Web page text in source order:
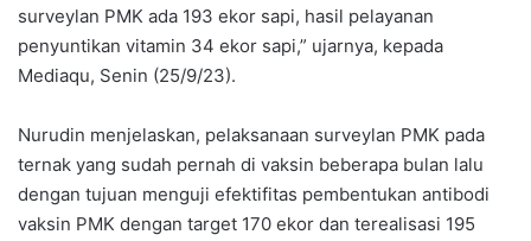
surveylan PMK ada 193 ekor sapi, hasil pelayanan
penyuntikan vitamin 34 ekor sapi,” ujarnya, kepada
Mediaqu, Senin (25/9/23).
Nurudin menjelaskan, pelaksanaan surveylan PMK pada
ternak yang sudah pernah di vaksin beberapa bulan lalu
dengan tujuan menguji efektifitas pembentukan antibodi
vaksin PMK dengan target 170 ekor dan terealisasi 195